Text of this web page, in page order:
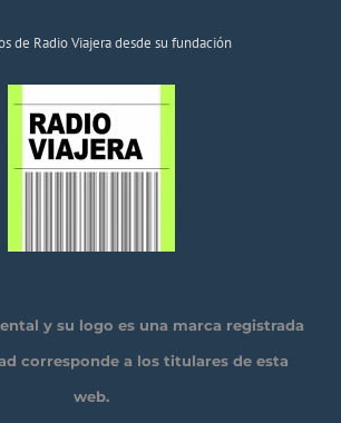
de Radio Viajera desde su fundación
y su logo es una marca registrada
corresponde a los titulares de esta
web.